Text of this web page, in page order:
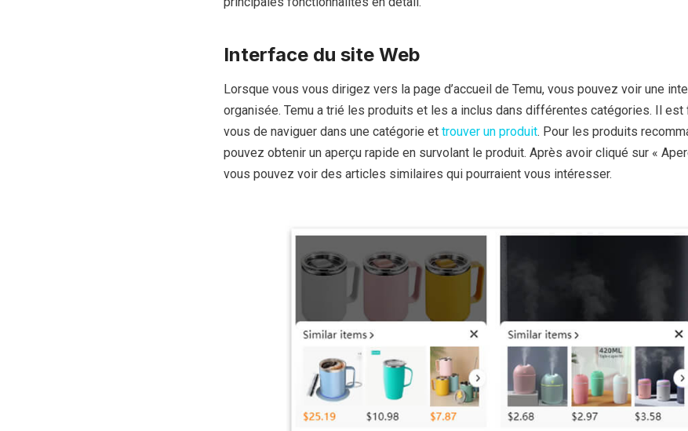
Interface du site Web
Lorsque vous vous dirigez vers la page d’accueil de Temu, vous pouvez voir une
organisée. Temu a trié les produits et les a inclus dans différentes catégories. Il est
vous de naviguer dans une catégorie et trouver un produit. Pour les produits
pouvez obtenir un aperçu rapide en survolant le produit. Après avoir cliqué sur «
vous pouvez voir des articles similaires qui pourraient vous intéresser.